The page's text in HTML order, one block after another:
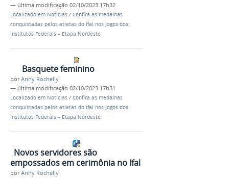
— última modificação 02/10/2023 17h32
Localizado em Notícias / Confira as medalhas
conquistadas pelos atletas do Ifal nos Jogos dos
Institutos Federais – Etapa Nordeste
Basquete feminino
porAnny Rochelly
— última modificação 02/10/2023 17h31
Localizado em Notícias / Confira as medalhas
conquistadas pelos atletas do Ifal nos Jogos dos
Institutos Federais – Etapa Nordeste
Novos servidores são
empossados em cerimônia no Ifal
porAnny Rochelly